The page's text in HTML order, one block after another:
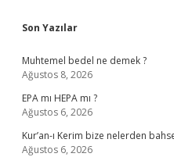
Sidebar
Son Yazılar
Muhtemel bedel ne demek ?
Ağustos 8, 2026
EPA mı HEPA mı ?
Ağustos 6, 2026
Kur’an-ı Kerim bize nelerden
Ağustos 6, 2026